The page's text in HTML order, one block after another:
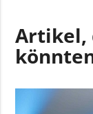
Artikel,